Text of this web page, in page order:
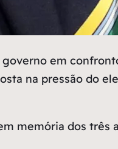
em
na pressão do
memória dos três